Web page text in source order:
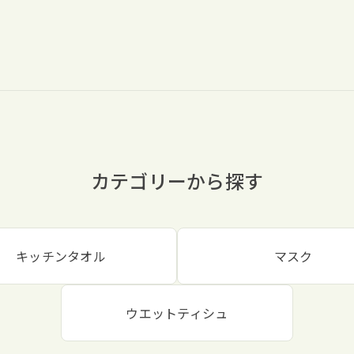
カテゴリーから探す
キッチンタオル マスク
ウエットティシュ